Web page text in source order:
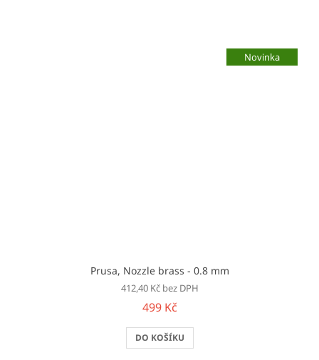
Novinka
Prusa, Nozzle brass - 0.8 mm
412,40 Kč bez DPH
499 Kč
DO KOŠÍKU